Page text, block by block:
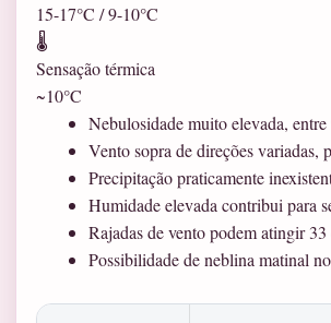
15-17°C / 9-10°C
🌡️
Sensação térmica
~10°C
Nebulosidade muito elevada,
Vento sopra de direções variadas,
Precipitação praticamente
Humidade elevada contribui para
Rajadas de vento podem atingir
Possibilidade de neblina matinal